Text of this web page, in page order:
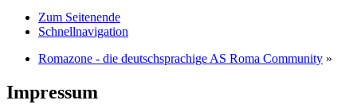
Zum Seitenende
Schnellnavigation
Romazone - die deutschsprachige AS Roma Community »
Impressum